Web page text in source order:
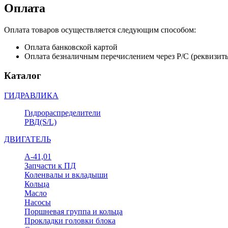
Оплата
Оплата товаров осуществляется следующим способом:
Оплата банковской картой
Оплата безналичным перечислением через Р/С
Каталог
ГИДРАВЛИКА
Гидрораспределители
РВД(S/L)
ДВИГАТЕЛЬ
А-41,01
Запчасти к ПД
Коленвалы и вкладыши
Кольца
Масло
Насосы
Поршневая группа и кольца
Прокладки головки блока